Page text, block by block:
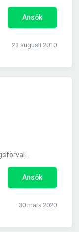
Ansök
23 augusti 2010
..
Ansök
30 mars 2020